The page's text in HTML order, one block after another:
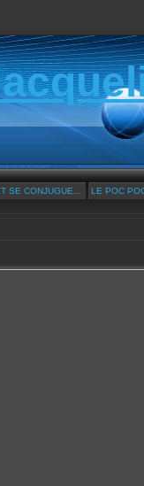
SE CONJUGUE... LE POC